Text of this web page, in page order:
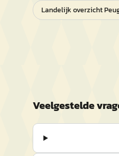
Landelijk overzicht
Veelgestelde